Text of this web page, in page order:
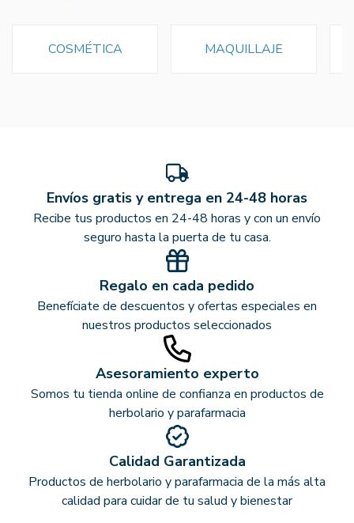
COSMÉTICA MAQUILLAJE
Envíos gratis y entrega en 24-48 horas
Recibe tus productos en 24-48 horas y con un envío
seguro hasta la puerta de tu casa.
Regalo en cada pedido
Benefíciate de descuentos y ofertas especiales en
nuestros productos seleccionados
Asesoramiento experto
Somos tu tienda online de confianza en productos de
herbolario y parafarmacia
Calidad Garantizada
Productos de herbolario y parafarmacia de la más alta
calidad para cuidar de tu salud y bienestar